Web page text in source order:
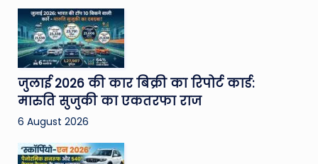
जुलाई 2026 की कार बिक्री का रिपोर्ट कार्ड:
मारुति सुजुकी का एकतरफा राज
6 August 2026